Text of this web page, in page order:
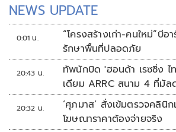
NEWS UPDATE
0:01 น.
“โครงสร้างเก่า-คนใหม่”บีอาร์เอ็น รัฐต
รักษาพื้นที่ปลอดภัย
20:43 น.
ทัพนักบิด 'ฮอนด้า เรซซิ่ง ไ
เดียม ARRC สนาม 4 ที่มัล
20:32 น.
‘ศุภมาส’ สั่งเข้มตรวจคลินิ
โฆษณาราคาต้องจ่ายจริง